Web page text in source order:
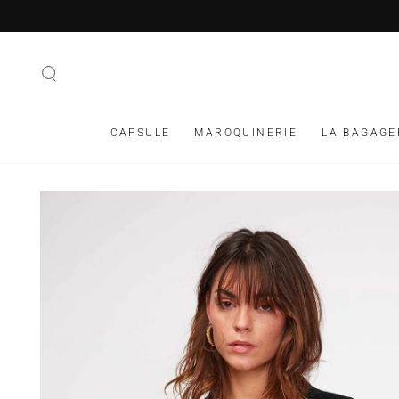
CAPSULE MAROQUINERIE LA